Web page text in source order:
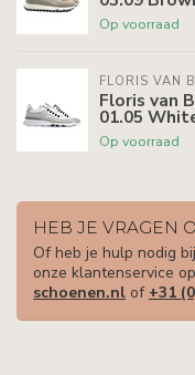
Op voorraad
FLORIS VAN
Floris van
01.05
Op voorraad
HEB JE VRAGEN
Of heb je hulp nodig
onze klantenservice
schoenen.nl of +31